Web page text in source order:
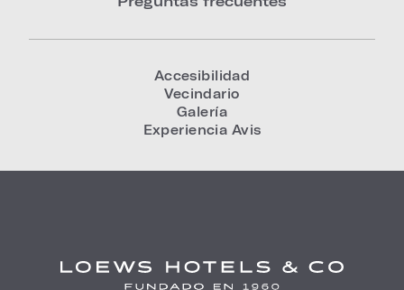
Accesibilidad
Vecindario
Galería
Experiencia Avis